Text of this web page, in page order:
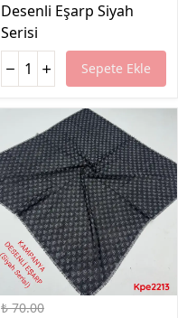
Desenli Eşarp Siyah
Serisi
Sepete Ekle
%46 İndirim
₺ 70.00